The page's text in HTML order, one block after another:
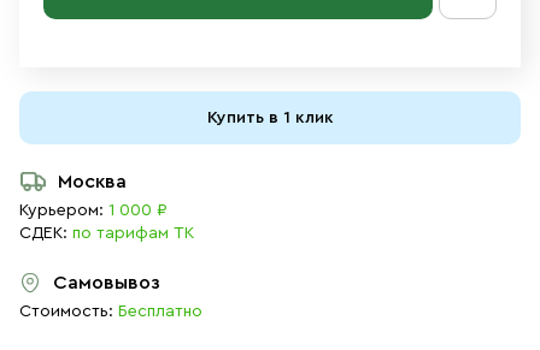
Купить в 1 клик
Москва
Курьером: 1 000 ₽
СДЕК: по тарифам ТК
Самовывоз
Стоимость: Бесплатно